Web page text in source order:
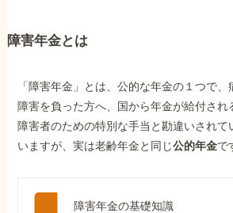
障害年金とは
「障害年金」とは、公的な年金の１つで
障害を負った方へ、国から年金が給付され
障害者のための特別な手当と勘違いされて
いますが、実は老齢年金と同じ公的年金で
障害年金の基礎知識